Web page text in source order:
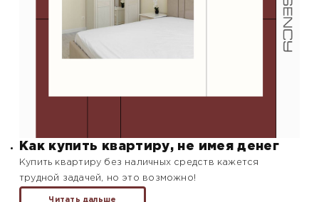
Как купить квартиру, не имея денег
Купить квартиру без наличных средств кажется
трудной задачей, но это возможно!
Читать дальше